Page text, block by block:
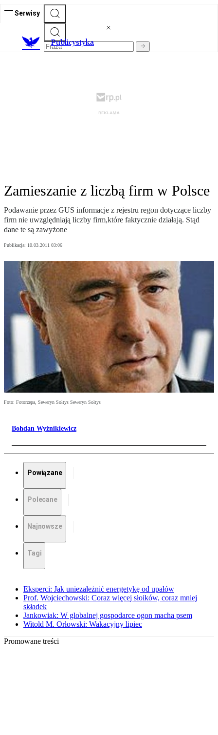
Serwisy
Publicystyka
Zamieszanie z liczbą firm w Polsce
Podawanie przez GUS informacje z rejestru regon dotyczące liczby
firm nie uwzględniają liczby firm,które faktycznie działają. Stąd
dane te są zawyżone
Publikacja: 10.03.2011 03:06
Foto: Fotorzepa, Seweryn Sołtys Seweryn Sołtys
Bohdan Wyżnikiewicz
Powiązane
Polecane
Najnowsze
Tagi
Eksperci: Jak uniezależnić energetykę od upałów
Prof. Wojciechowski: Coraz więcej słoików, coraz mniej
składek
Jankowiak: W globalnej gospodarce ogon macha psem
Witold M. Orłowski: Wakacyjny lipiec
Promowane treści